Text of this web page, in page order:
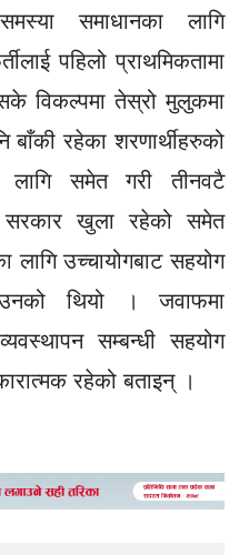
समाधानका लागि
पहिलो प्राथमिकतामा
विकल्पमा तेस्रो मुलुकमा
बाँकी रहेका शरणार्थीहरुको
लागि समेत गरी तीनवटै
सरकार खुला रहेको समेत
लागि उच्चायोगबाट सहयोग
थियो । जवाफमा
सम्बन्धी सहयोग
रहेको बताइन् ।